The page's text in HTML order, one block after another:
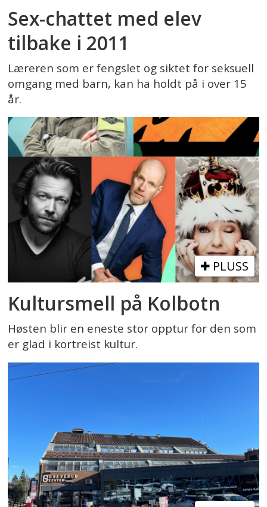
Sex-chattet med elev
tilbake i 2011
Læreren som er fengslet og siktet for seksuell
omgang med barn, kan ha holdt på i over 15
år.
PLUSS
Kultursmell på Kolbotn
Høsten blir en eneste stor opptur for den som
er glad i kortreist kultur.